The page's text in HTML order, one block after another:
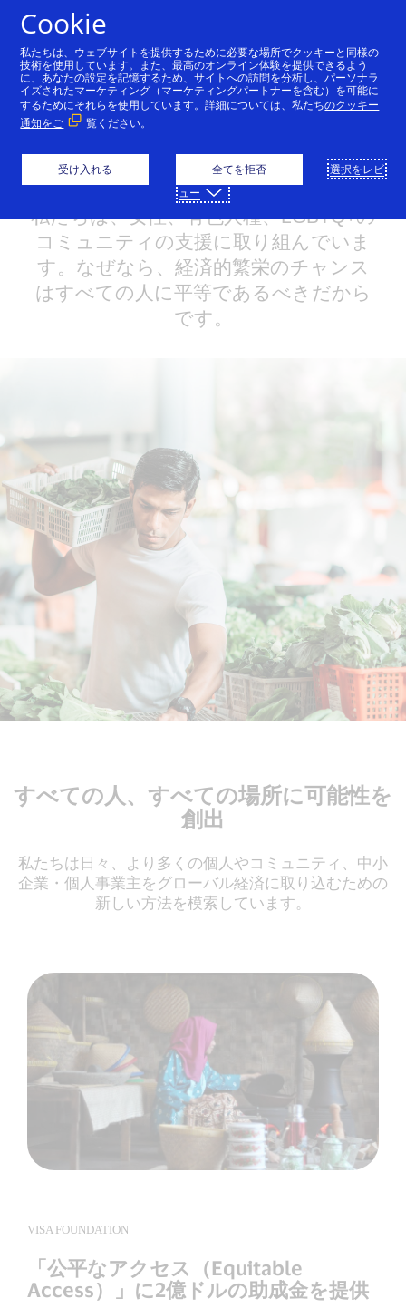
模範を示す 人々と可能性をつなぐ コミュニテ
誰もに与えられるべき平
等な機会
私たちは、女性、有色人種、LGBTQ+の
コミュニティの支援に取り組んでいま
す。なぜなら、経済的繁栄のチャンス
はすべての人に平等であるべきだから
です。
すべての人、すべての場所に可能性を
創出
私たちは日々、より多くの個人やコミュニティ、中小
企業・個人事業主をグローバル経済に取り込むための
新しい方法を模索しています。
VISA FOUNDATION
「公平なアクセス（Equitable
Access）」に2億ドルの助成金を提供
Cookie
私たちは、ウェブサイトを提供するために必要な場所でクッキーと同様の
技術を使用しています。また、最高のオンライン体験を提供できるよう
に、あなたの設定を記憶するため、サイトへの訪問を分析し、パーソナラ
イズされたマーケティング（マーケティングパートナーを含む）を可能に
するためにそれらを使用しています。詳細については、私たちのクッキー
通知をご
覧ください。
受け入れる 全てを拒否
選択をレビ
ュー